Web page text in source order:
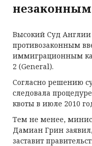
незаконным
Высокий Суд Англии
противозаконным
иммиграционным
2 (General).
Согласно решению
следовала
квоты в июле 2010
Тем не менее,
Дамиан Грин
заставит